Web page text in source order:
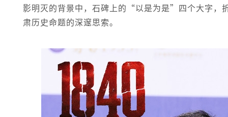
影明灭的背景中，石碑上的“以是为是”四个大字，
肃历史命题的深邃思索。